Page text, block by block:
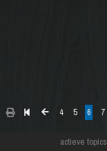
4 5 6 7
actieve topics